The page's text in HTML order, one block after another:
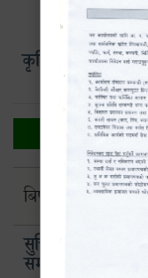
कृषि विकास
बिषय
सुचि दर्ता
सम्बन्धमा